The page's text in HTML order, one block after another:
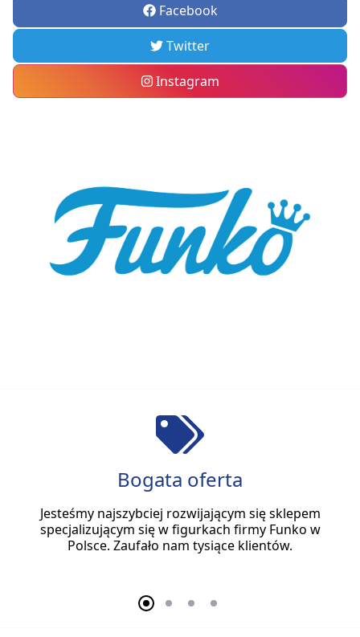
Facebook
Twitter
Instagram
Bogata oferta
Jesteśmy najszybciej rozwijającym się sklepem
specjalizującym się w figurkach firmy Funko w
Polsce. Zaufało nam tysiące klientów.